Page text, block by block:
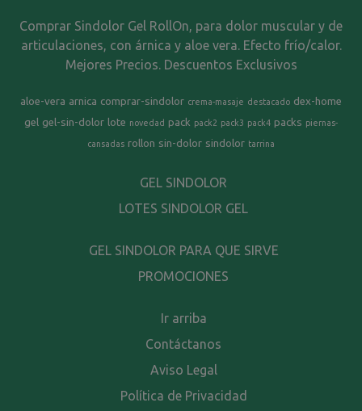
Comprar Sindolor Gel RollOn, para dolor muscular y de
articulaciones, con árnica y aloe vera. Efecto frío/calor.
Mejores Precios. Descuentos Exclusivos
aloe-vera arnica comprar-sindolor crema-masaje destacado dex-home
gel gel-sin-dolor lote novedad pack pack2 pack3 pack4 packs piernas-
cansadas rollon sin-dolor sindolor tarrina
GEL SINDOLOR
LOTES SINDOLOR GEL
GEL SINDOLOR PARA QUE SIRVE
PROMOCIONES
Ir arriba
Contáctanos
Aviso Legal
Política de Privacidad